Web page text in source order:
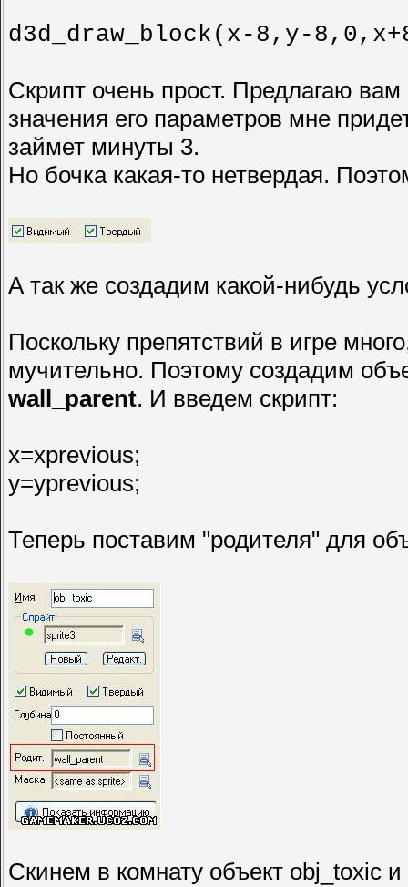
d3d_draw_block(x-8,y-
Скрипт очень прост. Предлагаю
значения его параметров мне
займет минуты 3.
Но бочка какая-то нетвердая.
А так же создадим какой-нибудь
Поскольку препятствий в игре
мучительно. Поэтому создадим
wall_parent. И введем скрипт:
x=xprevious;
y=yprevious;
Теперь поставим "родителя" для
Скинем в комнату объект obj_toxic